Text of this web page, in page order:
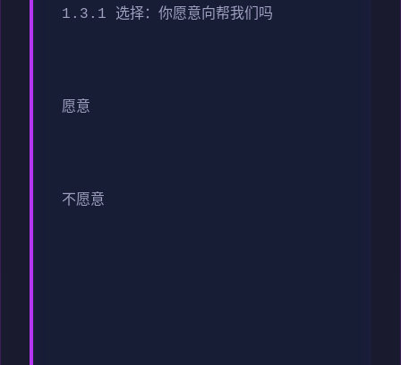
1.3.1 选择：你愿意向帮我们吗
愿意
不愿意